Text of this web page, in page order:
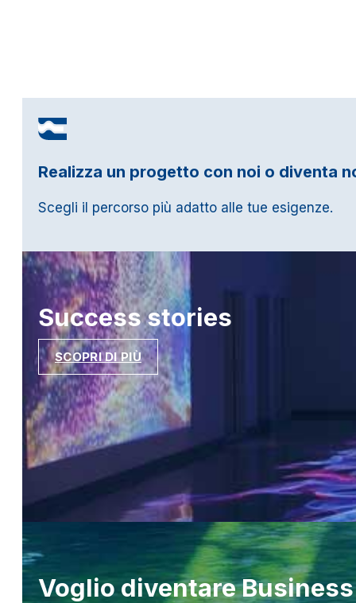
Realizza un progetto con noi o diventa
Scegli il percorso più adatto alle tue esigenze.
Successstories
SCOPRI DI PIÙ
Voglio diventare